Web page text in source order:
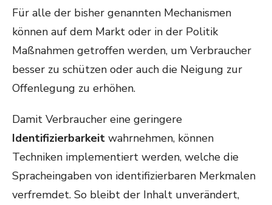
Für alle der bisher genannten Mechanismen
können auf dem Markt oder in der Politik
Maßnahmen getroffen werden, um Verbraucher
besser zu schützen oder auch die Neigung zur
Offenlegung zu erhöhen.
Damit Verbraucher eine geringere
Identifizierbarkeit wahrnehmen, können
Techniken implementiert werden, welche die
Spracheingaben von identifizierbaren Merkmalen
verfremdet. So bleibt der Inhalt unverändert,